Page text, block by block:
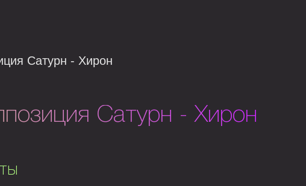
Сатурн - Хирон
Сатурн - Хирон